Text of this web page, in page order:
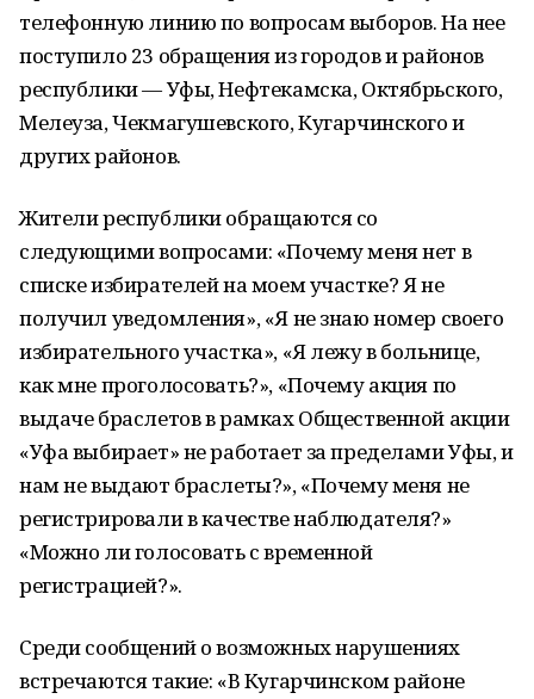
телефонную линию по вопросам выборов. На нее
поступило 23 обращения из городов и районов
республики — Уфы, Нефтекамска, Октябрьского,
Мелеуза, Чекмагушевского, Кугарчинского и
других районов.
Жители республики обращаются со
следующими вопросами: «Почему меня нет в
списке избирателей на моем участке? Я не
получил уведомления», «Я не знаю номер своего
избирательного участка», «Я лежу в больнице,
как мне проголосовать?», «Почему акция по
выдаче браслетов в рамках Общественной акции
«Уфа выбирает» не работает за пределами Уфы, и
нам не выдают браслеты?», «Почему меня не
регистрировали в качестве наблюдателя?»
«Можно ли голосовать с временной
регистрацией?».
Среди сообщений о возможных нарушениях
встречаются такие: «В Кугарчинском районе